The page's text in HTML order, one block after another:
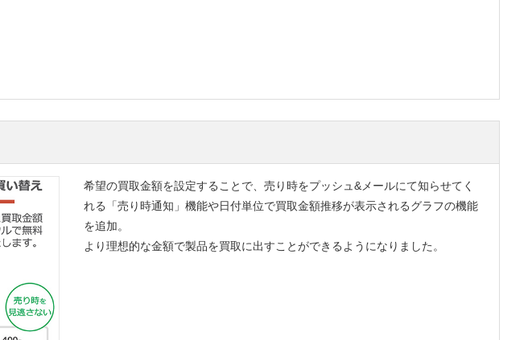
希望の買取金額を設定することで、売り時をプッシュ&メールにて知らせてく
れる「売り時通知」機能や日付単位で買取金額推移が表示されるグラフの機能
を追加。
より理想的な金額で製品を買取に出すことができるようになりました。